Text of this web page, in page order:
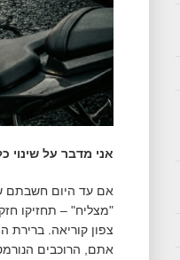
אני מדבר על שינוי
אם עד היום חשבתם
"מצליח" – תחזיקו
צפון קוריאה. ברירת
אתם, הרוכבים